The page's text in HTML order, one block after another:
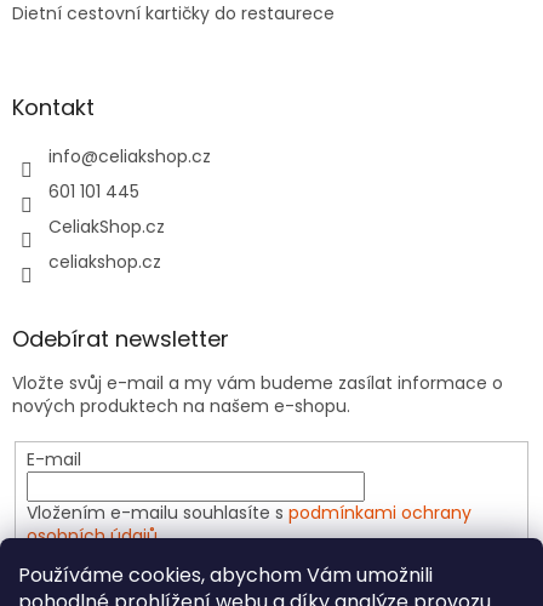
Používáme cookies, abychom Vám umožnili
Dietní cestovní kartičky do restaurece
Kontakt
info@celiakshop.cz
601 101 445
CeliakShop.cz
celiakshop.cz
Odebírat newsletter
Vložte svůj e-mail a my vám budeme zasílat informace o
nových produktech na našem e-shopu.
E-mail
Vložením e-mailu souhlasíte s podmínkami ochrany
osobních údajů
PŘIHLÁSIT SE